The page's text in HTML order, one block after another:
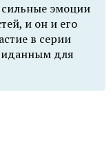
эмоции
и он и его
в серии
для